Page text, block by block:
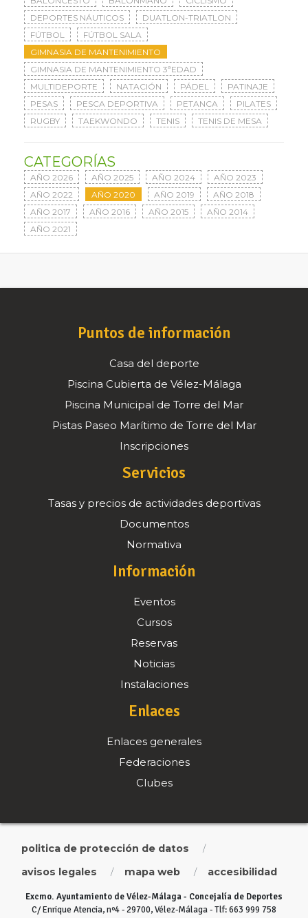
DEPORTES NÁUTICOS
DUATLON-TRIATLON
FÚTBOL
FÚTBOL SALA
GIMNASIA DE MANTENIMIENTO
GIMNASIA DE MANTENIMIENTO 3ªEDAD
MULTIDEPORTE
NATACIÓN PÁDEL
PATINAJE
PESAS
PESCA DEPORTIVA PETANCA
PILATES
RUGBY
TAEKWONDO TENIS TENIS DE MESA
CATEGORÍAS
AÑO 2026 AÑO 2025 AÑO 2024
AÑO 2023
AÑO 2022
AÑO 2020 AÑO 2019
AÑO 2018
AÑO 2017
AÑO 2016 AÑO 2015
AÑO 2014
AÑO 2021
Puntos de información
Casa del deporte
Piscina Cubierta de Vélez-Málaga
Piscina Municipal de Torre del Mar
Pistas Paseo Marítimo de Torre del Mar
Inscripciones
Servicios
Tasas y precios de actividades deportivas
Documentos
Normativa
Información
Eventos
Cursos
Reservas
Noticias
Instalaciones
Enlaces
Enlaces generales
Federaciones
Clubes
politica de protección de datos /
avisos legales / mapa web / accesibilidad
Excmo. Ayuntamiento de Vélez-Málaga - Concejalía de Deportes
C/ Enrique Atencia, nº4 - 29700, Vélez-Málaga - Tlf: 663 999 758